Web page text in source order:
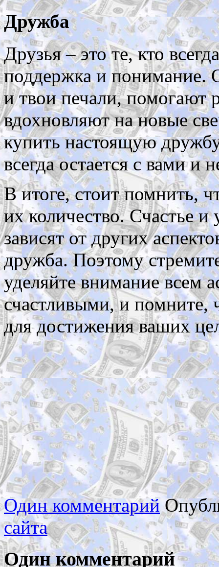
Дружба
Друзья – это те, кто
поддержка и понимание.
и твои печали, помогают
вдохновляют на новые
купить настоящую
всегда остается с вами и
В итоге, стоит помнить,
их количество. Счастье и
зависят от других
дружба. Поэтому
уделяйте внимание всем
счастливыми, и помните,
для достижения ваших
Один комментарий
сайта
Один комментарий